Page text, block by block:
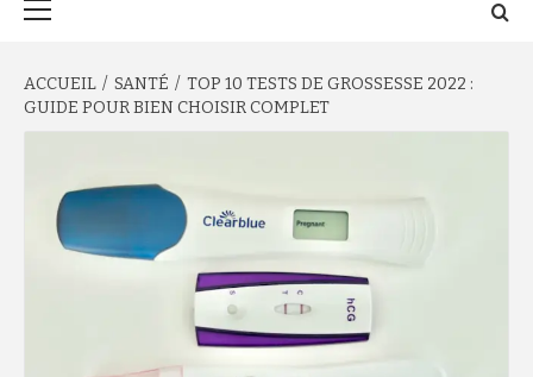
ACCUEIL SANTÉ
TOP 10 TESTS DE GROSSESSE 2022 :
GUIDE POUR BIEN CHOISIR COMPLET